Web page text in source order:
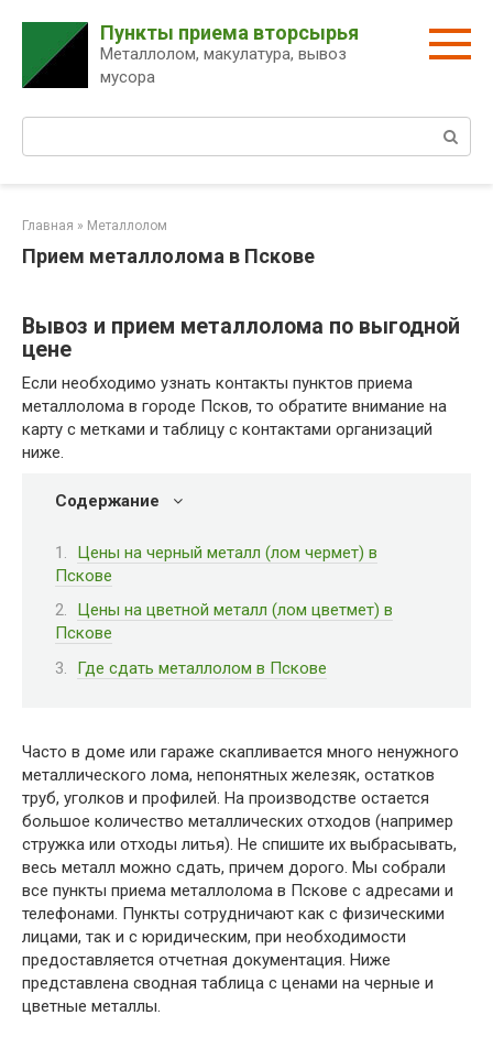
контенту
Пункты приема вторсырья
Металлолом, макулатура, вывоз
мусора
Главная » Металлолом
Прием металлолома в Пскове
Вывоз и прием металлолома по выгодной
цене
Если необходимо узнать контакты пунктов приема
металлолома в городе Псков, то обратите внимание на
карту с метками и таблицу с контактами организаций
ниже.
Содержание
Цены на черный металл (лом чермет) в
Пскове
Цены на цветной металл (лом цветмет) в
Пскове
Где сдать металлолом в Пскове
Часто в доме или гараже скапливается много ненужного
металлического лома, непонятных железяк, остатков
труб, уголков и профилей. На производстве остается
большое количество металлических отходов (например
стружка или отходы литья). Не спишите их выбрасывать,
весь металл можно сдать, причем дорого. Мы собрали
все пункты приема металлолома в Пскове с адресами и
телефонами. Пункты сотрудничают как с физическими
лицами, так и с юридическим, при необходимости
предоставляется отчетная документация. Ниже
представлена сводная таблица с ценами на черные и
цветные металлы.